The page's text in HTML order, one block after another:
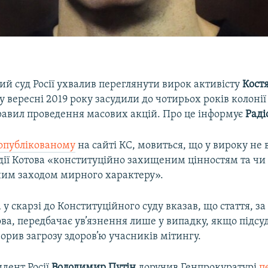
суд Росії ухвалив переглянути вирок активісту
вересні 2019 року засудили до чотирьох років колонії
проведення масових акцій. Про це інформує
на сайті КС, мовиться, що у вироку не
Котова «конституційно захищеним цінностям та
заходом мирного характеру».
скарзі до Конституційного суду вказав, що стаття,
передбачає ув’язнення лише у випадку, якщо
загрозу здоров’ю учасників мітингу.